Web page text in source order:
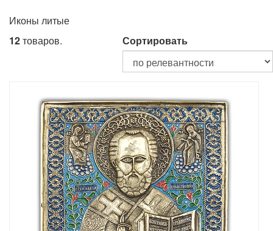
Иконы литые
12товаров. Сортировать